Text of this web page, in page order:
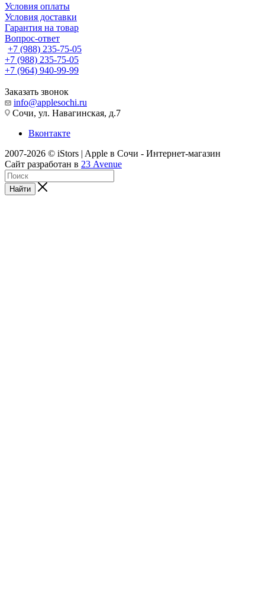
Условия оплаты
Условия доставки
Гарантия на товар
Вопрос-ответ
+7 (988) 235-75-05
+7 (988) 235-75-05
+7 (964) 940-99-99
Заказать звонок
info@applesochi.ru
Сочи, ул. Навагинская, д.7
Вконтакте
2007-2026 © iStors | Apple в Сочи - Интернет-магазин
Сайт разработан в 23 Avenue
Найти